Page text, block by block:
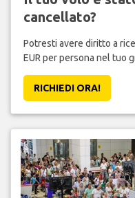
cancellato?
Potresti avere diritto a
EUR per persona nel tuo
RICHIEDI ORA!